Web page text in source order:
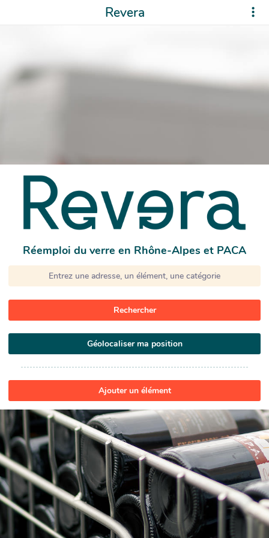
Revera
Réemploi du verre en Rhône-Alpes et PACA
Rechercher
Géolocaliser ma position
Ajouter un élément